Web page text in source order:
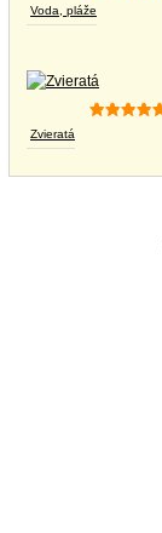
Voda, pláže
Zvieratá